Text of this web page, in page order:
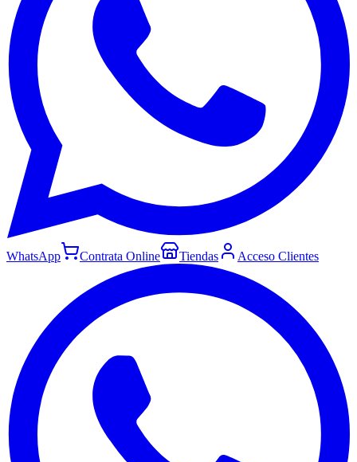
WhatsApp Contrata Online Tiendas Acceso Clientes